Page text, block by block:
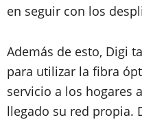
en seguir con los
Además de esto, Digi
para utilizar la fibra
servicio a los hogares
llegado su red propia.